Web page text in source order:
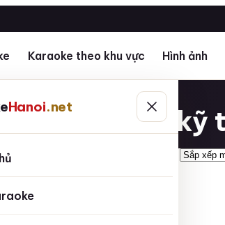
Karaoke theo khu vực Hình ảnh
Hanoi.net
tay tốt
đánh giá